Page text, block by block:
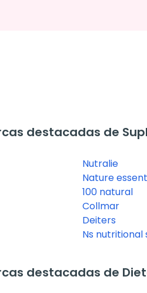
destacadas de
Nutralie
Nature
100 natural
Collmar
Deiters
Ns nutritional
destacadas de